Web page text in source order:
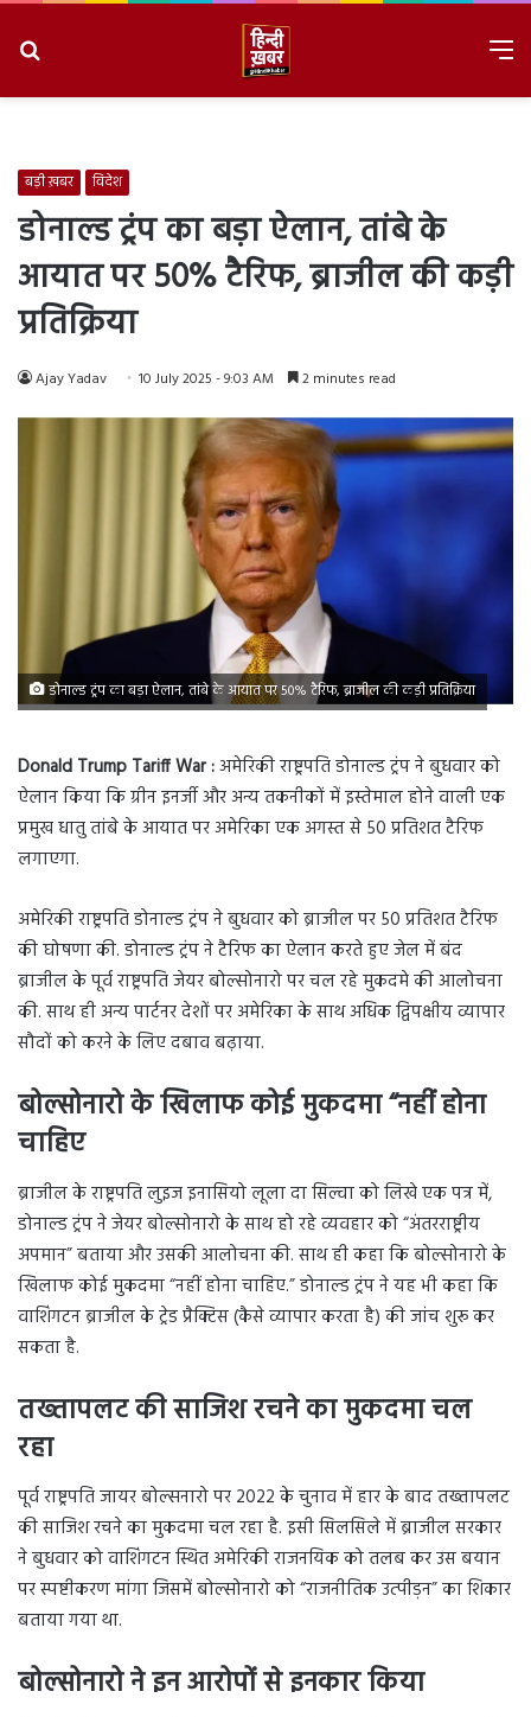
बड़ी ख़बर विदेश
डोनाल्ड ट्रंप का बड़ा ऐलान, तांबे के
आयात पर 50% टैरिफ, ब्राजील की कड़ी
प्रतिक्रिया
Ajay Yadav 10 July 2025 - 9:03 AM 2 minutes read
डोनाल्ड ट्रंप का बड़ा ऐलान, तांबे के आयात पर 50% टैरिफ, ब्राजील की कड़ी प्रतिक्रिया
Donald Trump Tariff War :अमेरिकी राष्ट्रपति डोनाल्ड ट्रंप ने बुधवार को
ऐलान किया कि ग्रीन इनर्जी और अन्य तकनीकों में इस्तेमाल होने वाली एक
प्रमुख धातु तांबे के आयात पर अमेरिका एक अगस्त से 50 प्रतिशत टैरिफ
लगाएगा.
अमेरिकी राष्ट्रपति डोनाल्ड ट्रंप ने बुधवार को ब्राजील पर 50 प्रतिशत टैरिफ
की घोषणा की. डोनाल्ड ट्रंप ने टैरिफ का ऐलान करते हुए जेल में बंद
ब्राजील के पूर्व राष्ट्रपति जेयर बोल्सोनारो पर चल रहे मुकदमे की आलोचना
की. साथ ही अन्य पार्टनर देशों पर अमेरिका के साथ अधिक द्विपक्षीय व्यापार
सौदों को करने के लिए दबाव बढ़ाया.
बोल्सोनारो के खिलाफ कोई मुकदमा “नहीं होना
चाहिए
ब्राजील के राष्ट्रपति लुइज इनासियो लूला दा सिल्वा को लिखे एक पत्र में,
डोनाल्ड ट्रंप ने जेयर बोल्सोनारो के साथ हो रहे व्यवहार को “अंतरराष्ट्रीय
अपमान” बताया और उसकी आलोचना की. साथ ही कहा कि बोल्सोनारो के
खिलाफ कोई मुकदमा “नहीं होना चाहिए.” डोनाल्ड ट्रंप ने यह भी कहा कि
वाशिंगटन ब्राजील के ट्रेड प्रैक्टिस (कैसे व्यापार करता है) की जांच शुरू कर
सकता है.
तख्तापलट की साजिश रचने का मुकदमा चल
रहा
पूर्व राष्ट्रपति जायर बोल्सनारो पर 2022 के चुनाव में हार के बाद तख्तापलट
की साजिश रचने का मुकदमा चल रहा है. इसी सिलसिले में ब्राजील सरकार
ने बुधवार को वाशिंगटन स्थित अमेरिकी राजनयिक को तलब कर उस बयान
पर स्पष्टीकरण मांगा जिसमें बोल्सोनारो को “राजनीतिक उत्पीड़न” का शिकार
बताया गया था.
बोल्सोनारो ने इन आरोपों से इनकार किया